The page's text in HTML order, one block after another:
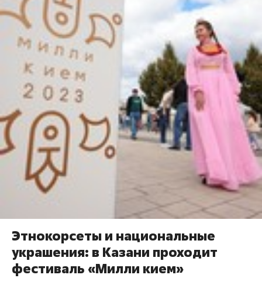
Этнокорсеты и национальные
украшения: в Казани проходит
фестиваль «Милли кием»